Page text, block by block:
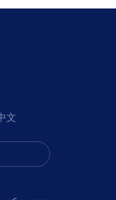
文